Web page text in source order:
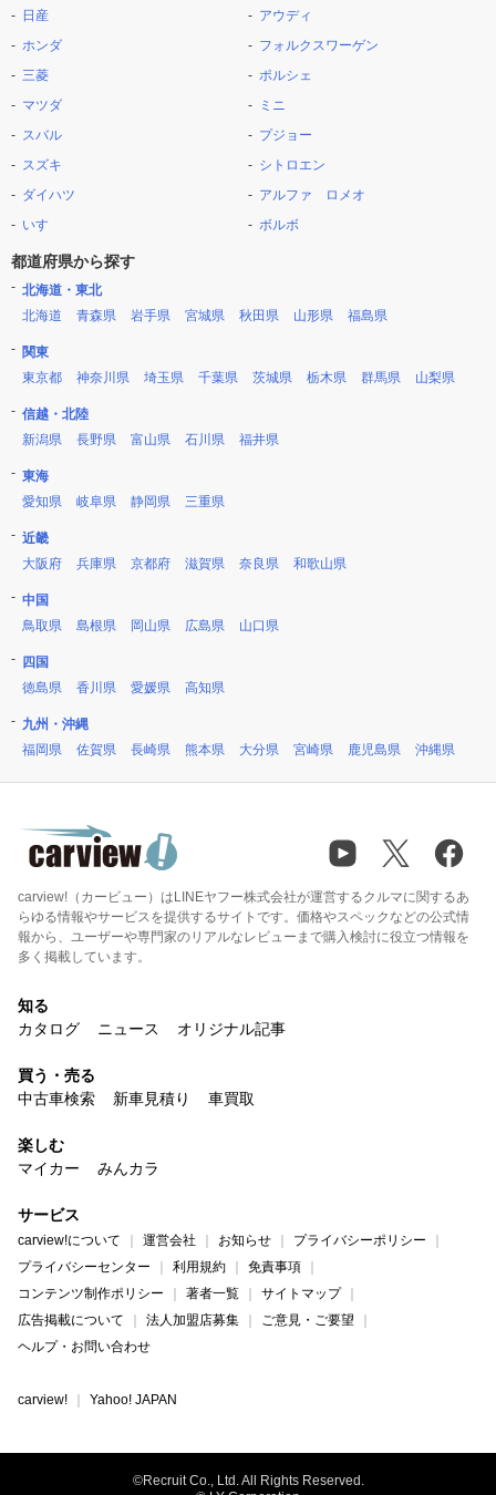
日産
ホンダ
三菱
マツダ
スバル
スズキ
ダイハツ
いすゞ
アウディ
フォルクスワーゲン
ポルシェ
ミニ
プジョー
シトロエン
アルファ ロメオ
ボルボ
都道府県から探す
北海道・東北
北海道
青森県 岩手県 宮城県 秋田県 山形県 福島県
関東
東京都
神奈川県 埼玉県 千葉県 茨城県 栃木県 群馬県 山梨県
信越・北陸
新潟県
長野県 富山県 石川県 福井県
東海
愛知県
岐阜県 静岡県 三重県
近畿
大阪府
兵庫県 京都府 滋賀県 奈良県 和歌山県
中国
鳥取県
島根県 岡山県 広島県 山口県
四国
徳島県
香川県 愛媛県 高知県
九州・沖縄
福岡県
佐賀県 長崎県 熊本県 大分県 宮崎県 鹿児島県 沖縄県
carview!（カービュー）はLINEヤフー株式会社が運営するクルマに関するあ
らゆる情報やサービスを提供するサイトです。価格やスペックなどの公式情
報から、ユーザーや専門家のリアルなレビューまで購入検討に役立つ情報を
多く掲載しています。
知る
カタログ
ニュース オリジナル記事
買う・売る
中古車検索
新車見積り 車買取
楽しむ
マイカー
みんカラ
サービス
carview!について 運営会社 お知らせ
プライバシーポリシー
プライバシーセンター
利用規約
免責事項
コンテンツ制作ポリシー
著者一覧
サイトマップ
広告掲載について
法人加盟店募集
ご意見・ご要望
ヘルプ・お問い合わせ
carview! Yahoo! JAPAN
©Recruit Co., Ltd. All Rights Reserved.